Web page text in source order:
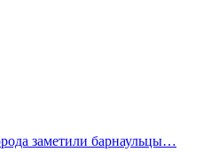
заметили барнаульцы…